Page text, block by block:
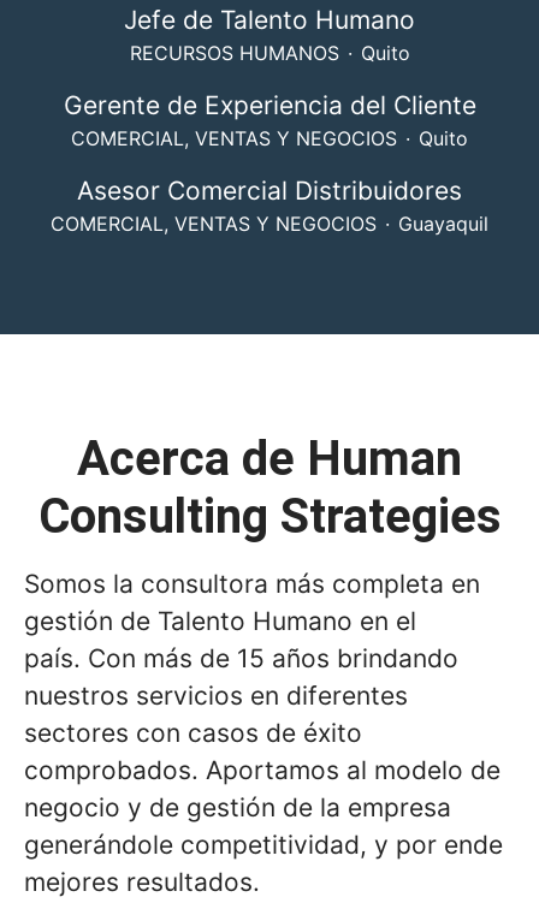
Jefe de Talento Humano
RECURSOS HUMANOS · Quito
Gerente de Experiencia del Cliente
COMERCIAL, VENTAS Y NEGOCIOS · Quito
Asesor Comercial Distribuidores
COMERCIAL, VENTAS Y NEGOCIOS · Guayaquil
Acerca de Human
Consulting Strategies
Somos la consultora más completa en
gestión de Talento Humano en el
país. Con más de 15 años brindando
nuestros servicios en diferentes
sectores con casos de éxito
comprobados. Aportamos al modelo de
negocio y de gestión de la empresa
generándole competitividad, y por ende
mejores resultados.